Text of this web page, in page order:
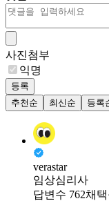
사진첨부
익명
등록
추천순
최신순 등록
verastar
임상심리사
답변수 762채